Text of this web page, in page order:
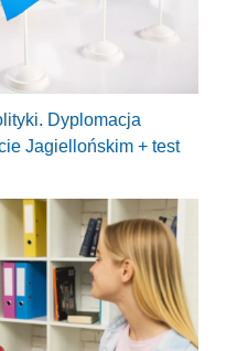
Dyplomacja
Jagiellońskim + test